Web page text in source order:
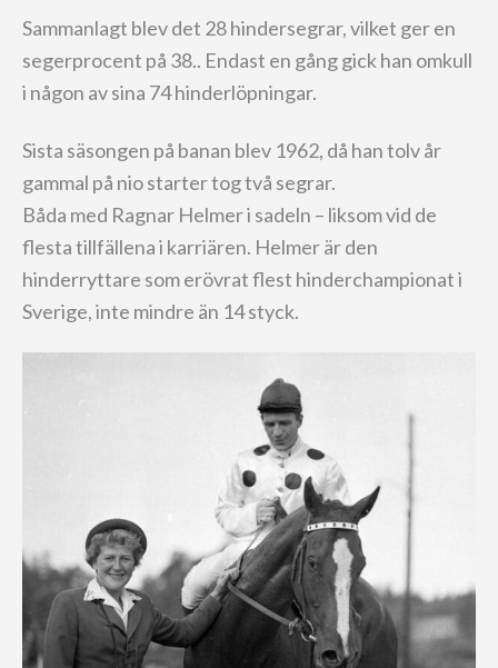
Sammanlagt blev det 28 hindersegrar, vilket ger en
segerprocent på 38.. Endast en gång gick han omkull
i någon av sina 74 hinderlöpningar.
Sista säsongen på banan blev 1962, då han tolv år
gammal på nio starter tog två segrar.
Båda med Ragnar Helmer i sadeln – liksom vid de
flesta tillfällena i karriären. Helmer är den
hinderryttare som erövrat flest hinderchampionat i
Sverige, inte mindre än 14 styck.